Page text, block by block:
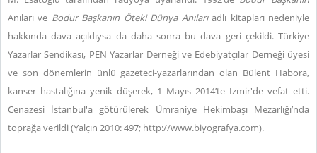
Anıları ve Bodur Başkanın Öteki Dünya Anılarıadlı kitapları nedeniyle
hakkında dava açıldıysa da daha sonra bu dava geri çekildi. Türkiye
Yazarlar Sendikası, PEN Yazarlar Derneği ve Edebiyatçılar Derneği üyesi
ve son dönemlerin ünlü gazeteci-yazarlarından olan Bülent Habora,
kanser hastalığına yenik düşerek, 1 Mayıs 2014’te İzmir'de vefat etti.
Cenazesi İstanbul'a götürülerek Ümraniye Hekimbaşı Mezarlığı’nda
toprağa verildi (Yalçın 2010: 497; http://www.biyografya.com).